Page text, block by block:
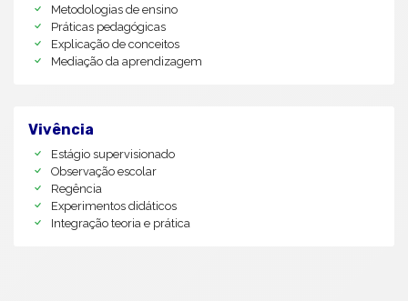
Metodologias de ensino
Práticas pedagógicas
Explicação de conceitos
Mediação da aprendizagem
Vivência
Estágio supervisionado
Observação escolar
Regência
Experimentos didáticos
Integração teoria e prática